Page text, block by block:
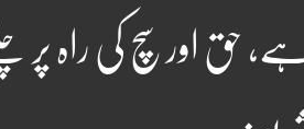
حق اور سچ کی راہ پر